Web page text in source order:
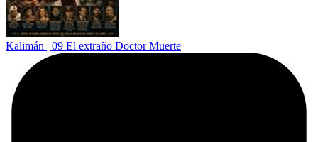
Kalimán | 09 El extraño Doctor Muerte